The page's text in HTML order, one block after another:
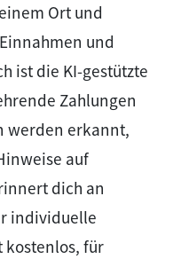
Ort und
und
ist die KI-gestützte
Zahlungen
werden erkannt,
auf
dich an
individuelle
kostenlos, für